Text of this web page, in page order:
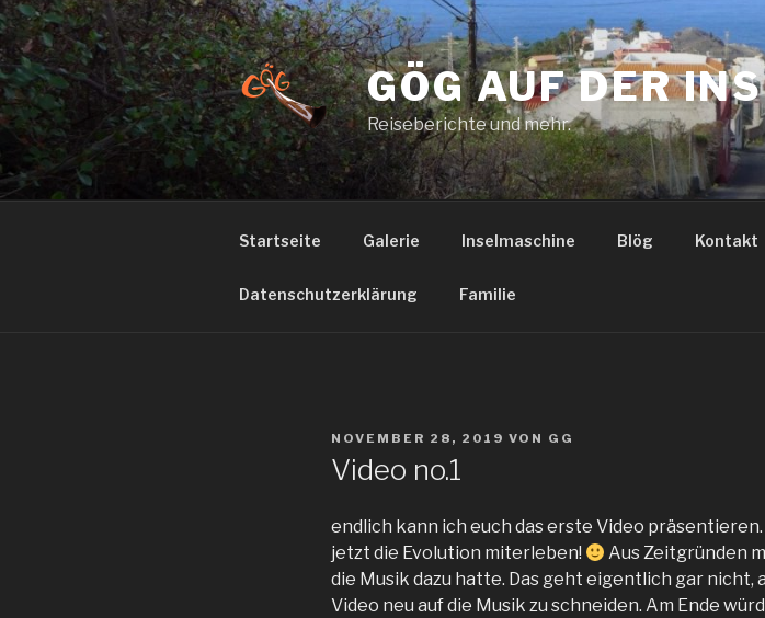
Zum
Inhalt
springen
GÖG AUF DER
Reiseberichte und mehr.
Startseite Galerie Inselmaschine Blög Kontakt
Datenschutzerklärung Familie
VERÖFFENTLICHT
NOVEMBER 28, 2019 VON GG
Video no.1
endlich kann ich euch das erste Video
jetzt die Evolution miterleben!
Aus Zeitgründen
die Musik dazu hatte. Das geht eigentlich gar
Video neu auf die Musik zu schneiden. Am Ende